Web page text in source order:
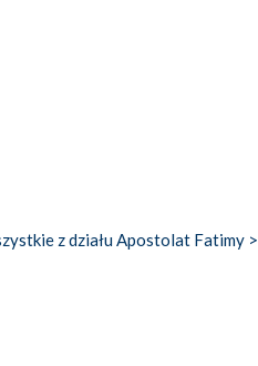
z działu Apostolat Fatimy >